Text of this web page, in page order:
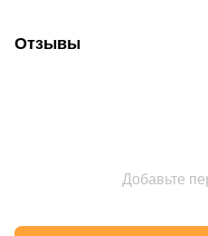
Отзывы
Добавьте